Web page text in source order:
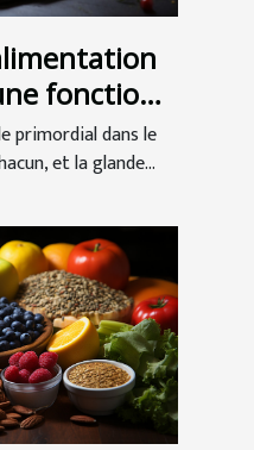
fonction
primordial dans le
et la glande...